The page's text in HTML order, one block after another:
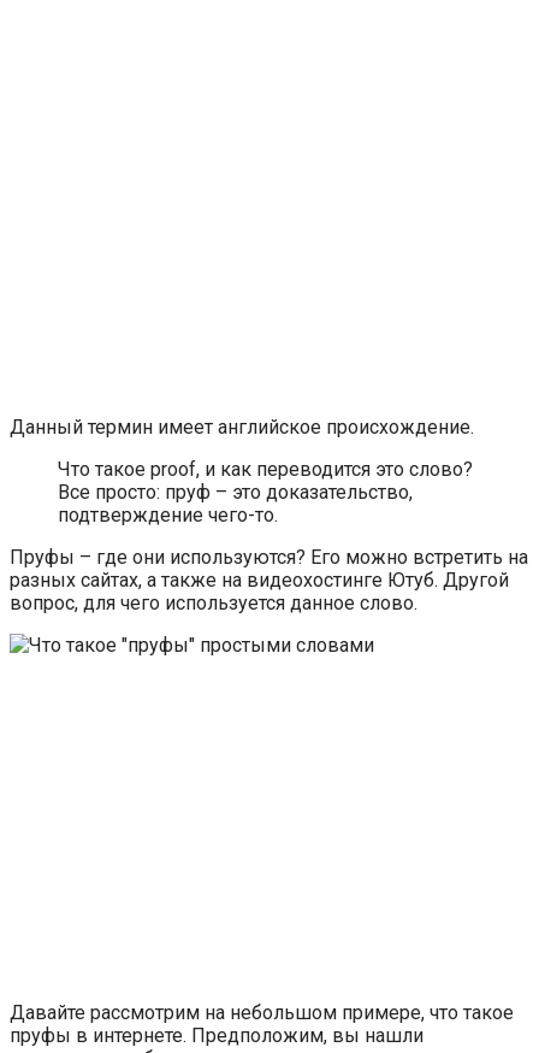
Данный термин имеет английское происхождение.
Что такое proof, и как переводится это слово?
Все просто: пруф – это доказательство,
подтверждение чего-то.
Пруфы – где они используются? Его можно встретить на
разных сайтах, а также на видеохостинге Ютуб. Другой
вопрос, для чего используется данное слово.
Давайте рассмотрим на небольшом примере, что такое
пруфы в интернете. Предположим, вы нашли